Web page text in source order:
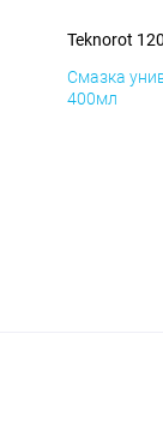
Teknorot
Смазка
400мл